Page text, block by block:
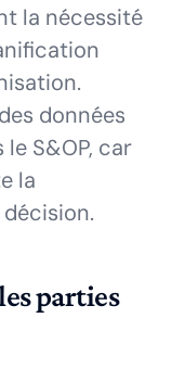
la nécessité
données
S&OP, car
la
parties